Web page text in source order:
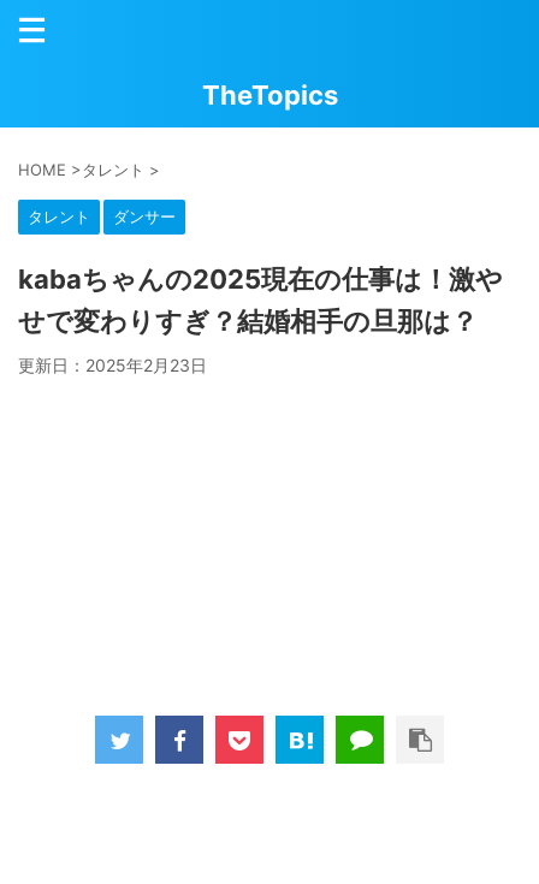
TheTopics
HOME >タレント >
タレント ダンサー
kabaちゃんの2025現在の仕事は！激や
せで変わりすぎ？結婚相手の旦那は？
更新日： 2025年2月23日